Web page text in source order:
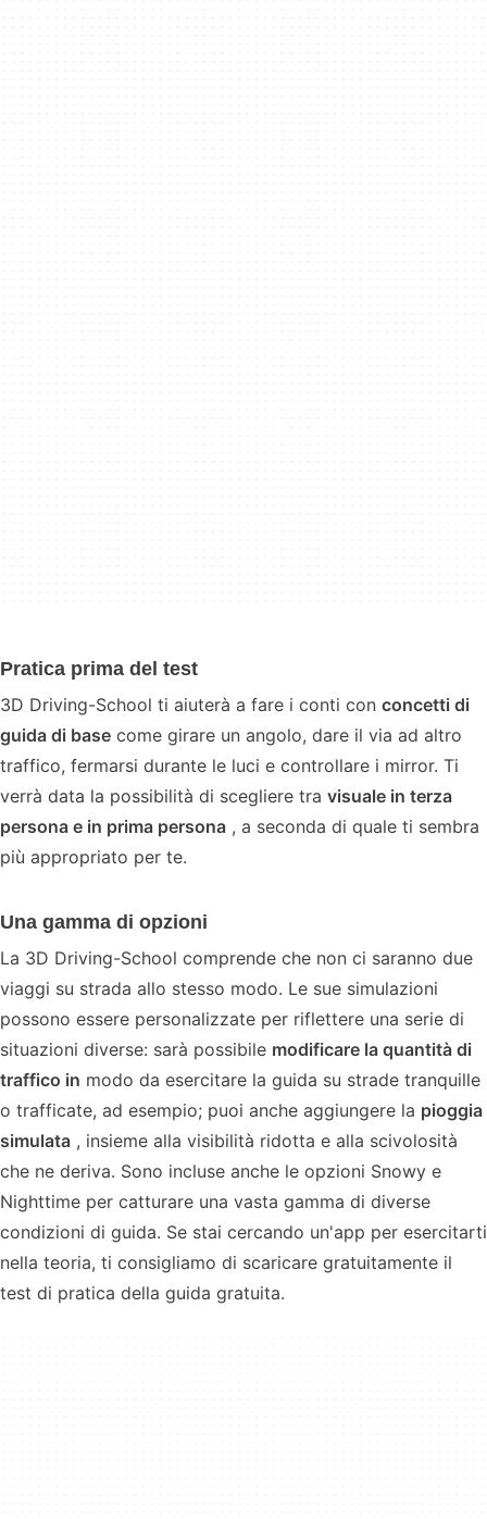
Pratica prima del test
3D Driving-School ti aiuterà a fare i conti con concetti di
guida di base come girare un angolo, dare il via ad altro
traffico, fermarsi durante le luci e controllare i mirror. Ti
verrà data la possibilità di scegliere tra visuale in terza
persona e in prima persona , a seconda di quale ti sembra
più appropriato per te.
Una gamma di opzioni
La 3D Driving-School comprende che non ci saranno due
viaggi su strada allo stesso modo. Le sue simulazioni
possono essere personalizzate per riflettere una serie di
situazioni diverse: sarà possibile modificare la quantità di
traffico in modo da esercitare la guida su strade tranquille
o trafficate, ad esempio; puoi anche aggiungere la pioggia
simulata , insieme alla visibilità ridotta e alla scivolosità
che ne deriva. Sono incluse anche le opzioni Snowy e
Nighttime per catturare una vasta gamma di diverse
condizioni di guida. Se stai cercando un'app per esercitarti
nella teoria, ti consigliamo di scaricare gratuitamente il
test di pratica della guida gratuita.